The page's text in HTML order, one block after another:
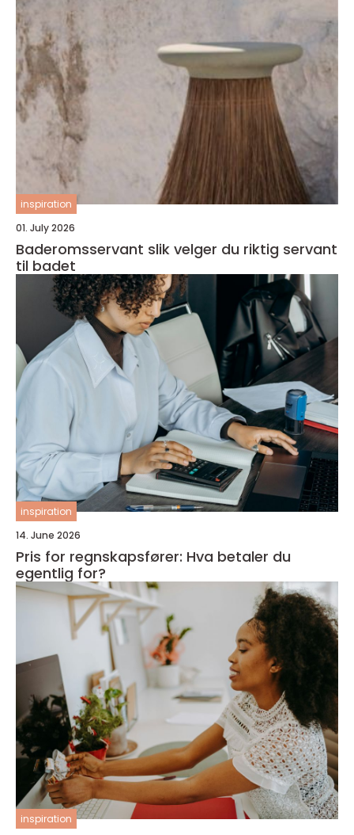
inspiration
01. July 2026
Baderomsservant slik velger du riktig servant
til badet
inspiration
14. June 2026
Pris for regnskapsfører: Hva betaler du
egentlig for?
inspiration